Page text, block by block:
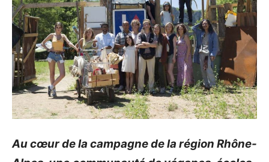
Au cœur de la campagne de la région Rhône-